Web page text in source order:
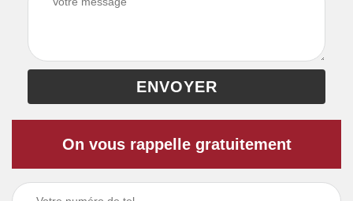
On vous rappelle gratuitement